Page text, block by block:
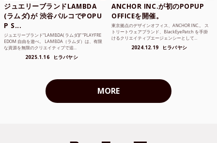
ジュエリーブランドLAMBDA
(ラムダ)が 渋谷パルコでPOPU
P S...
ジュエリーブランド“LAMBDA( ラムダ))” “PLAYFRE
EDOM 自由を遊べ。 LAMBDA（ラムダ）は、有限
な資源を無限のクリエイティブで追...
2025.1.16 ヒラバヤシ
ANCHOR INC.が初のPOPUP
OFFICEを開催。
東京拠点のデザインオフィス、ANCHOR INC.。 ス
トリートウェアブランド、BlackEyePatch を手掛
けるクリエイティブエージェンシーとして...
2024.12.19 ヒラバヤシ
MORE